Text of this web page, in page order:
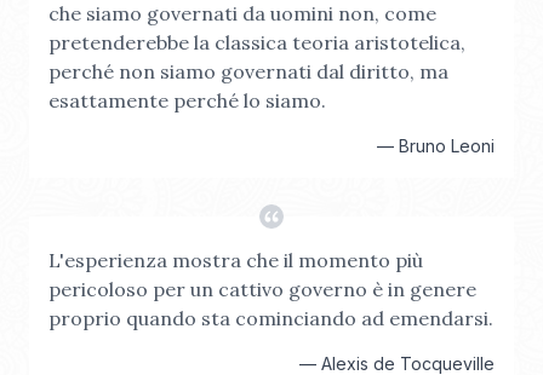
che siamo governati da uomini non, come
pretenderebbe la classica teoria aristotelica,
perché non siamo governati dal diritto, ma
esattamente perché lo siamo.
— Bruno Leoni
L'esperienza mostra che il momento più
pericoloso per un cattivo governo è in genere
proprio quando sta cominciando ad emendarsi.
— Alexis de Tocqueville